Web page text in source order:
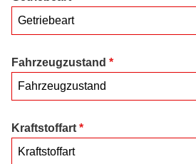
Getriebeart
Fahrzeugzustand *
Fahrzeugzustand
Kraftstoffart *
Kraftstoffart